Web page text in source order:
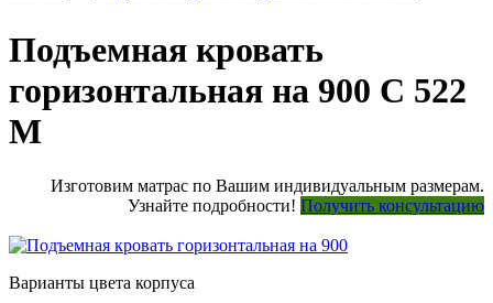
Подъемная кровать
горизонтальная на 900 С 522
М
Изготовим матрас по Вашим индивидуальным размерам.
Узнайте подробности! Получить консультацию
Варианты цвета корпуса